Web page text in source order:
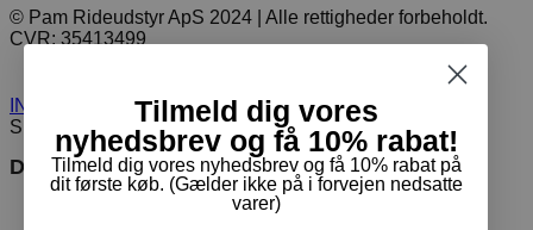
© Pam Rideudstyr ApS 2024 | Alle rettigheder forbeholdt.
CVR: 35413499
INDKØBSKURV 0
SET FORNYLIGT1
Du er måske interesseret i
Tilmeld dig vores
nyhedsbrev og få 10% rabat!
Tilmeld dig vores nyhedsbrev og få 10% rabat på
dit første køb. (Gælder ikke på i forvejen nedsatte
varer)